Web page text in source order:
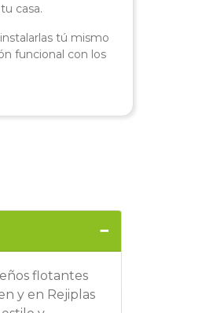
casa.
tú mismo
funcional con los
flotantes
y en Rejiplas